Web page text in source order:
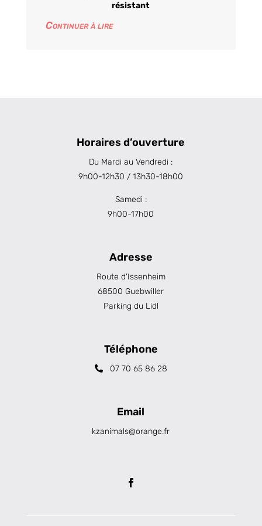
résistant
Continuer à lire
Horaires d’ouverture
Du Mardi au Vendredi :
9h00-12h30 / 13h30-18h00
Samedi :
9h00-17h00
Adresse
Route d’Issenheim
68500 Guebwiller
Parking du Lidl
Téléphone
07 70 65 86 28
Email
kzanimals@orange.fr